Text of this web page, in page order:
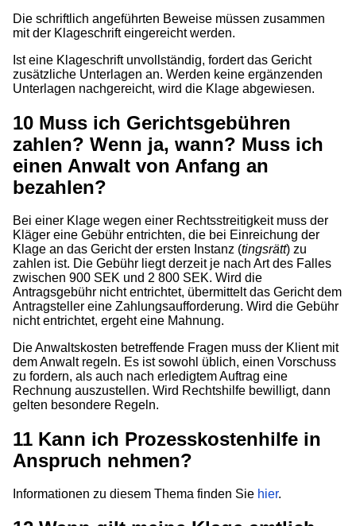
Die schriftlich angeführten Beweise müssen zusammen
mit der Klageschrift eingereicht werden.
Ist eine Klageschrift unvollständig, fordert das Gericht
zusätzliche Unterlagen an. Werden keine ergänzenden
Unterlagen nachgereicht, wird die Klage abgewiesen.
10 Muss ich Gerichtsgebühren
zahlen? Wenn ja, wann? Muss ich
einen Anwalt von Anfang an
bezahlen?
Bei einer Klage wegen einer Rechtsstreitigkeit muss der
Kläger eine Gebühr entrichten, die bei Einreichung der
Klage an das Gericht der ersten Instanz (tingsrätt) zu
zahlen ist. Die Gebühr liegt derzeit je nach Art des Falles
zwischen 900 SEK und 2 800 SEK. Wird die
Antragsgebühr nicht entrichtet, übermittelt das Gericht dem
Antragsteller eine Zahlungsaufforderung. Wird die Gebühr
nicht entrichtet, ergeht eine Mahnung.
Die Anwaltskosten betreffende Fragen muss der Klient mit
dem Anwalt regeln. Es ist sowohl üblich, einen Vorschuss
zu fordern, als auch nach erledigtem Auftrag eine
Rechnung auszustellen. Wird Rechtshilfe bewilligt, dann
gelten besondere Regeln.
11 Kann ich Prozesskostenhilfe in
Anspruch nehmen?
Informationen zu diesem Thema finden Sie hier.